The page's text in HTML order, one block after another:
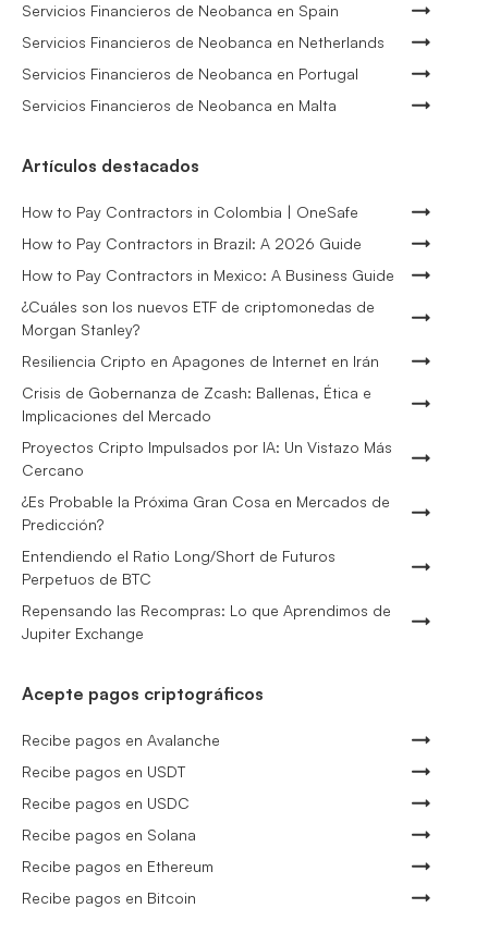
Servicios Financieros de Neobanca en Spain
Servicios Financieros de Neobanca en Netherlands
Servicios Financieros de Neobanca en Portugal
Servicios Financieros de Neobanca en Malta
Artículos destacados
How to Pay Contractors in Colombia | OneSafe
How to Pay Contractors in Brazil: A 2026 Guide
How to Pay Contractors in Mexico: A Business Guide
¿Cuáles son los nuevos ETF de criptomonedas de
Morgan Stanley?
Resiliencia Cripto en Apagones de Internet en Irán
Crisis de Gobernanza de Zcash: Ballenas, Ética e
Implicaciones del Mercado
Proyectos Cripto Impulsados por IA: Un Vistazo Más
Cercano
¿Es Probable la Próxima Gran Cosa en Mercados de
Predicción?
Entendiendo el Ratio Long/Short de Futuros
Perpetuos de BTC
Repensando las Recompras: Lo que Aprendimos de
Jupiter Exchange
Acepte pagos criptográficos
Recibe pagos en Avalanche
Recibe pagos en USDT
Recibe pagos en USDC
Recibe pagos en Solana
Recibe pagos en Ethereum
Recibe pagos en Bitcoin